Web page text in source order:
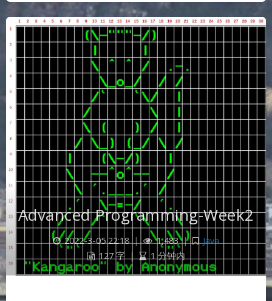
Advanced Programming-Week2
2022-3-05 22:18 | 1,483 |
Java
127 字
| 1 分钟内